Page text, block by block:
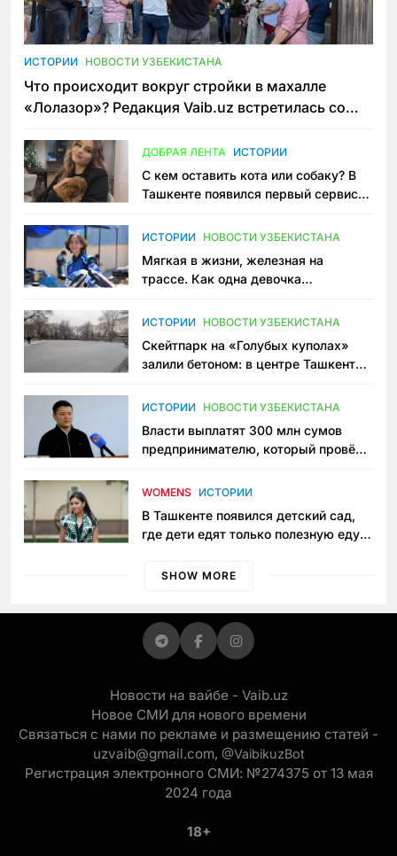
ИСТОРИИ НОВОСТИ УЗБЕКИСТАНА
Что происходит вокруг стройки в махалле
«Лолазор»? Редакция Vaib.uz встретилась со
ДОБРАЯ ЛЕНТА ИСТОРИИ
С кем оставить кота или собаку? В
Ташкенте появился первый сервис
ИСТОРИИ НОВОСТИ УЗБЕКИСТАНА
Мягкая в жизни, железная на
трассе. Как одна девочка
Узбекистане
ИСТОРИИ НОВОСТИ УЗБЕКИСТАНА
Скейтпарк на «Голубых куполах»
залили бетоном: в центре Ташкента
пространство
ИСТОРИИ НОВОСТИ УЗБЕКИСТАНА
Власти выплатят 300 млн сумов
предпринимателю, который провёл
приговору
WOMENS ИСТОРИИ
В Ташкенте появился детский сад,
где дети едят только полезную еду.
просить «кашу без сахара»
SHOW MORE
Новости на вайбе - Vaib.uz
Новое СМИ для нового времени
Связаться с нами по рекламе и размещению статей -
uzvaib@gmail.com, @VaibikuzBot
Регистрация электронного СМИ: №274375 от 13 мая
2024 года
18+